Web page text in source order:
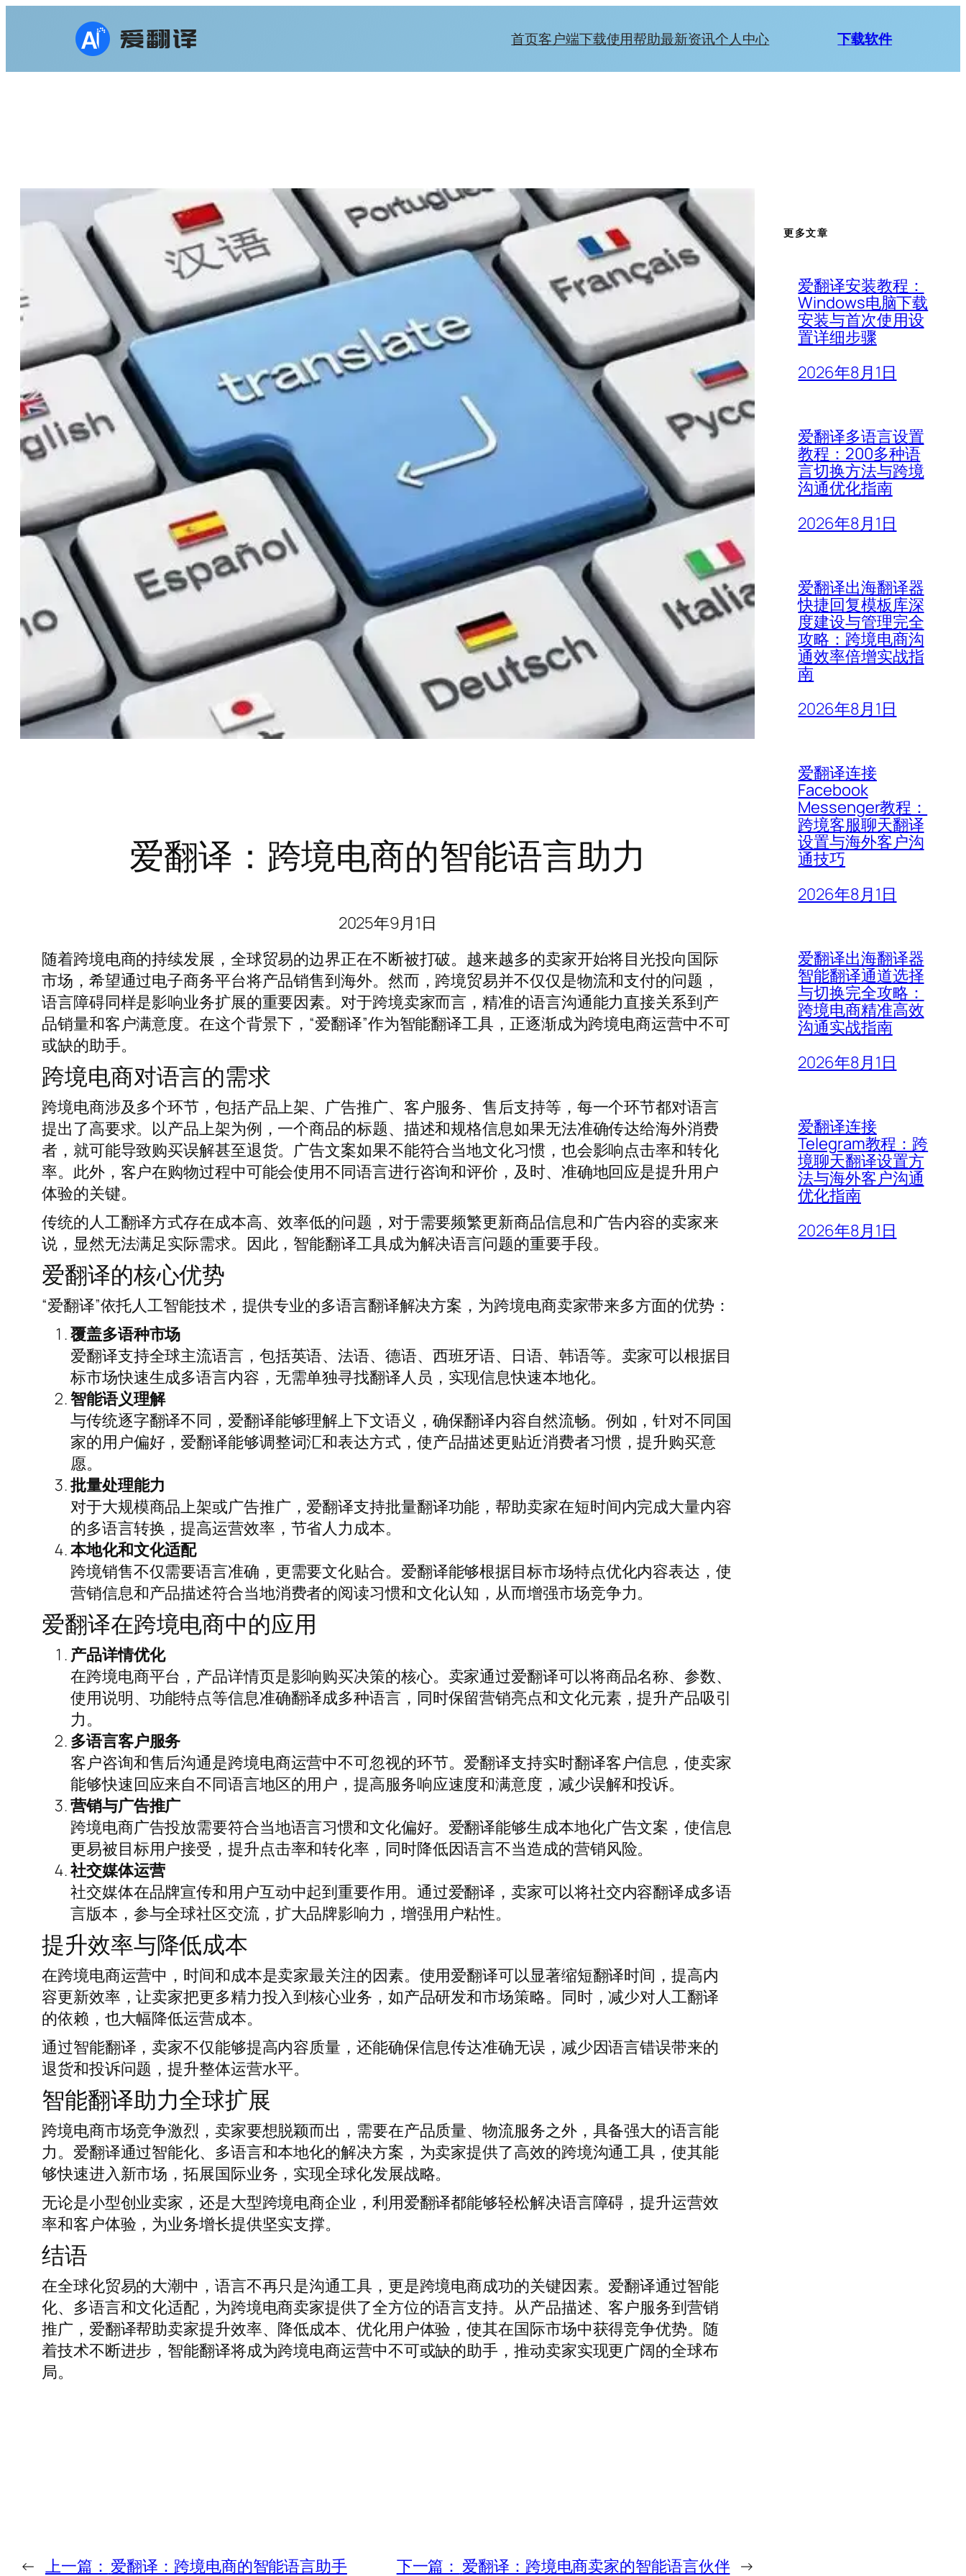
首页客户端下载使用帮助最新资讯个人中心 下载软件
爱翻译：跨境电商的智能语言助力
2025年9月1日
随着跨境电商的持续发展，全球贸易的边界正在不断被打破。越来越多的卖家开始将目光投向国际
市场，希望通过电子商务平台将产品销售到海外。然而，跨境贸易并不仅仅是物流和支付的问题，
语言障碍同样是影响业务扩展的重要因素。对于跨境卖家而言，精准的语言沟通能力直接关系到产
品销量和客户满意度。在这个背景下，“爱翻译”作为智能翻译工具，正逐渐成为跨境电商运营中不可
或缺的助手。
跨境电商对语言的需求
跨境电商涉及多个环节，包括产品上架、广告推广、客户服务、售后支持等，每一个环节都对语言
提出了高要求。以产品上架为例，一个商品的标题、描述和规格信息如果无法准确传达给海外消费
者，就可能导致购买误解甚至退货。广告文案如果不能符合当地文化习惯，也会影响点击率和转化
率。此外，客户在购物过程中可能会使用不同语言进行咨询和评价，及时、准确地回应是提升用户
体验的关键。
传统的人工翻译方式存在成本高、效率低的问题，对于需要频繁更新商品信息和广告内容的卖家来
说，显然无法满足实际需求。因此，智能翻译工具成为解决语言问题的重要手段。
爱翻译的核心优势
“爱翻译”依托人工智能技术，提供专业的多语言翻译解决方案，为跨境电商卖家带来多方面的优势：
覆盖多语种市场
爱翻译支持全球主流语言，包括英语、法语、德语、西班牙语、日语、韩语等。卖家可以根据目
标市场快速生成多语言内容，无需单独寻找翻译人员，实现信息快速本地化。
智能语义理解
与传统逐字翻译不同，爱翻译能够理解上下文语义，确保翻译内容自然流畅。例如，针对不同国
家的用户偏好，爱翻译能够调整词汇和表达方式，使产品描述更贴近消费者习惯，提升购买意
愿。
批量处理能力
对于大规模商品上架或广告推广，爱翻译支持批量翻译功能，帮助卖家在短时间内完成大量内容
的多语言转换，提高运营效率，节省人力成本。
本地化和文化适配
跨境销售不仅需要语言准确，更需要文化贴合。爱翻译能够根据目标市场特点优化内容表达，使
营销信息和产品描述符合当地消费者的阅读习惯和文化认知，从而增强市场竞争力。
爱翻译在跨境电商中的应用
产品详情优化
在跨境电商平台，产品详情页是影响购买决策的核心。卖家通过爱翻译可以将商品名称、参数、
使用说明、功能特点等信息准确翻译成多种语言，同时保留营销亮点和文化元素，提升产品吸引
力。
多语言客户服务
客户咨询和售后沟通是跨境电商运营中不可忽视的环节。爱翻译支持实时翻译客户信息，使卖家
能够快速回应来自不同语言地区的用户，提高服务响应速度和满意度，减少误解和投诉。
营销与广告推广
跨境电商广告投放需要符合当地语言习惯和文化偏好。爱翻译能够生成本地化广告文案，使信息
更易被目标用户接受，提升点击率和转化率，同时降低因语言不当造成的营销风险。
社交媒体运营
社交媒体在品牌宣传和用户互动中起到重要作用。通过爱翻译，卖家可以将社交内容翻译成多语
言版本，参与全球社区交流，扩大品牌影响力，增强用户粘性。
提升效率与降低成本
在跨境电商运营中，时间和成本是卖家最关注的因素。使用爱翻译可以显著缩短翻译时间，提高内
容更新效率，让卖家把更多精力投入到核心业务，如产品研发和市场策略。同时，减少对人工翻译
的依赖，也大幅降低运营成本。
通过智能翻译，卖家不仅能够提高内容质量，还能确保信息传达准确无误，减少因语言错误带来的
退货和投诉问题，提升整体运营水平。
智能翻译助力全球扩展
跨境电商市场竞争激烈，卖家要想脱颖而出，需要在产品质量、物流服务之外，具备强大的语言能
力。爱翻译通过智能化、多语言和本地化的解决方案，为卖家提供了高效的跨境沟通工具，使其能
够快速进入新市场，拓展国际业务，实现全球化发展战略。
无论是小型创业卖家，还是大型跨境电商企业，利用爱翻译都能够轻松解决语言障碍，提升运营效
率和客户体验，为业务增长提供坚实支撑。
结语
在全球化贸易的大潮中，语言不再只是沟通工具，更是跨境电商成功的关键因素。爱翻译通过智能
化、多语言和文化适配，为跨境电商卖家提供了全方位的语言支持。从产品描述、客户服务到营销
推广，爱翻译帮助卖家提升效率、降低成本、优化用户体验，使其在国际市场中获得竞争优势。随
着技术不断进步，智能翻译将成为跨境电商运营中不可或缺的助手，推动卖家实现更广阔的全球布
局。
← 上一篇： 爱翻译：跨境电商的智能语言助手 下一篇： 爱翻译：跨境电商卖家的智能语言伙伴 →
更多文章
爱翻译安装教程：
Windows电脑下载
安装与首次使用设
置详细步骤
2026年8月1日
爱翻译多语言设置
教程：200多种语
言切换方法与跨境
沟通优化指南
2026年8月1日
爱翻译出海翻译器
快捷回复模板库深
度建设与管理完全
攻略：跨境电商沟
通效率倍增实战指
南
2026年8月1日
爱翻译连接
Facebook
Messenger教程：
跨境客服聊天翻译
设置与海外客户沟
通技巧
2026年8月1日
爱翻译出海翻译器
智能翻译通道选择
与切换完全攻略：
跨境电商精准高效
沟通实战指南
2026年8月1日
爱翻译连接
Telegram教程：跨
境聊天翻译设置方
法与海外客户沟通
优化指南
2026年8月1日